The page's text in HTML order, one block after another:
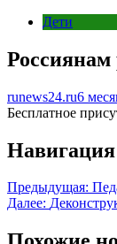
Дети
Россиянам
runews24.ru6
Бесплатное
Предыдущая:
Далее: